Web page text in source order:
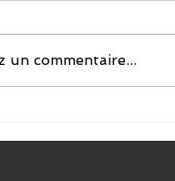
un commentaire...